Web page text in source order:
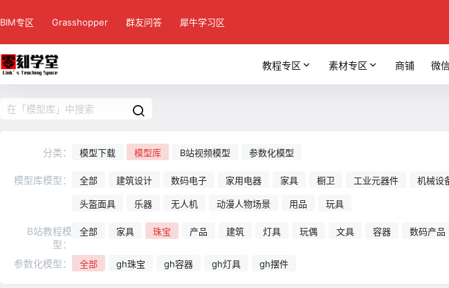
BIM专区 Grasshopper 群友问答 犀牛学习区
教程专区 素材专区 商铺 微
分类： 模型下载 模型库 B站视频模型 参数化模型
模型库模型： 全部 建筑设计 数码电子 家用电器 家具 橱卫 工业元器件 机械设
头盔面具 乐器 无人机 动漫人物场景 用品 玩具
B站教程模
型：
全部 家具 珠宝 产品 建筑 灯具 玩偶 文具 容器 数码产品
参数化模型： 全部 gh珠宝 gh容器 gh灯具 gh摆件